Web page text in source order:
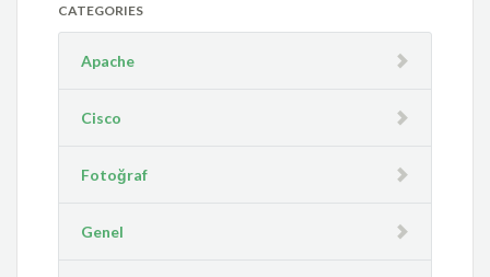
CATEGORIES
Apache
Cisco
Fotoğraf
Genel